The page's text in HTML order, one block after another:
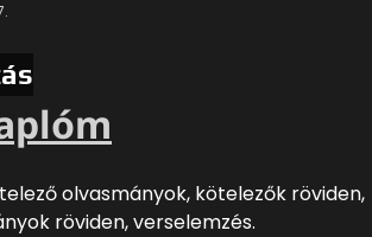
olvasmányok, kötelezők röviden,
röviden, verselemzés.